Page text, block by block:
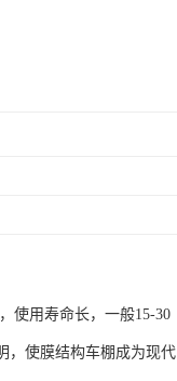
使用寿命长，一般15-30
，使膜结构车棚成为现代